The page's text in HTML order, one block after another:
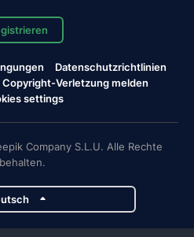
Datenschutzrichtlinien
Copyright-Verletzung melden
settings
Company S.L.U. Alle Rechte